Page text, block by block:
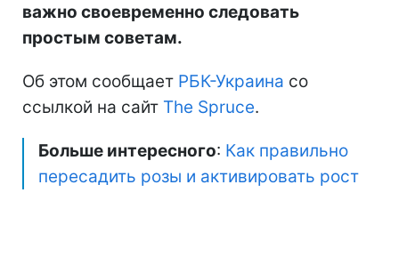
важно своевременно следовать
простым советам.
Об этом сообщает РБК-Украина со
ссылкой на сайт The Spruce.
Больше интересного: Как правильно
пересадить розы и активировать рост